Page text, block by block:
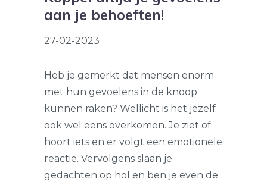
aan je behoeften!
27-02-2023
Heb je gemerkt dat mensen enorm
met hun gevoelens in de knoop
kunnen raken? Wellicht is het jezelf
ook wel eens overkomen. Je ziet of
hoort iets en er volgt een emotionele
reactie. Vervolgens slaan je
gedachten op hol en ben je even de